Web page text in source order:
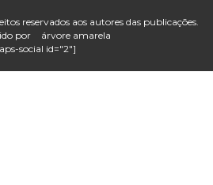
reservados aos autores das publicações.
por
árvore amarela
social id="2"]